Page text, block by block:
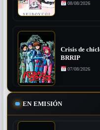
08/08/2026
Crisis de
BRRIP
07/08/2026
EN EMISIÓN